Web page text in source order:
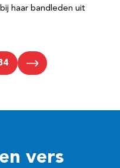
haar bandleden uit
vers